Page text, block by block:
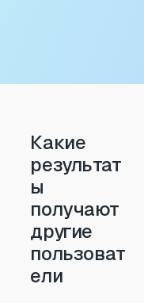
Какие
результат
ы
получают
другие
пользоват
ели